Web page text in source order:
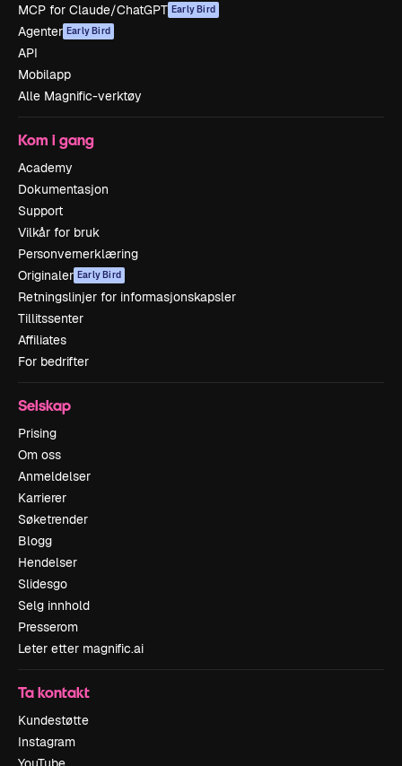
MCP for Claude/ChatGPT Early Bird
Agenter Early Bird
API
Mobilapp
Alle Magnific-verktøy
Kom i gang
Academy
Dokumentasjon
Support
Vilkår for bruk
Personvernerklæring
Originaler Early Bird
Retningslinjer for informasjonskapsler
Tillitssenter
Affiliates
For bedrifter
Selskap
Prising
Om oss
Anmeldelser
Karrierer
Søketrender
Blogg
Hendelser
Slidesgo
Selg innhold
Presserom
Leter etter magnific.ai
Ta kontakt
Kundestøtte
Instagram